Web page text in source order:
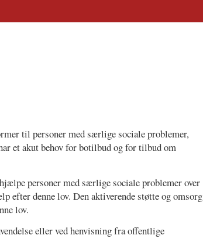
til personer med særlige sociale problemer,
et akut behov for botilbud og for tilbud om
personer med særlige sociale problemer over
efter denne lov. Den aktiverende støtte og omsorg
lov.
eller ved henvisning fra offentlige